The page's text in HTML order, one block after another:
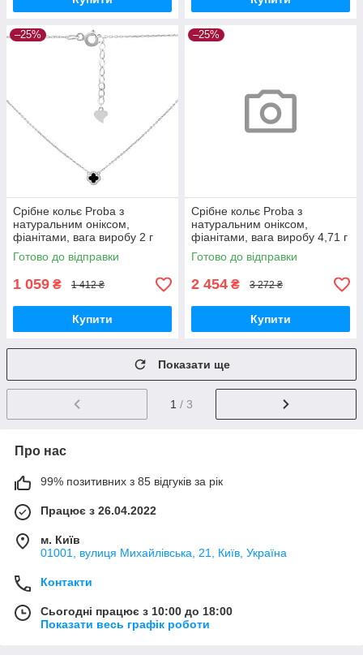
–25%
Срібне кольє Proba з
натуральним оніксом,
фіанітами, вага виробу 2 г
(2169659) 400450 розмір
Готово до відправки
1 059 ₴ 1 412 ₴
Купити
–25%
Срібне кольє Proba з
натуральним оніксом,
фіанітами, вага виробу 4,71 г
(2169666) 450500 розмір
Готово до відправки
2 454 ₴ 3 272 ₴
Купити
Показати ще
1 / 3
Про нас
99% позитивних з 85 відгуків за рік
Працює з 26.04.2022
м. Київ
01001, вулиця Михайлівська, 21, Київ, Україна
Контакти
Сьогодні працює з 10:00 до 18:00
Показати весь графік роботи